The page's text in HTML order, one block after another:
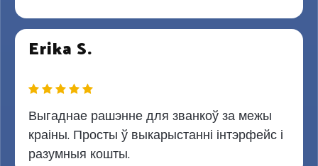
Erika S.
Выгаднае рашэнне для званкоў за межы
краіны. Просты ў выкарыстанні інтэрфейс і
разумныя кошты.